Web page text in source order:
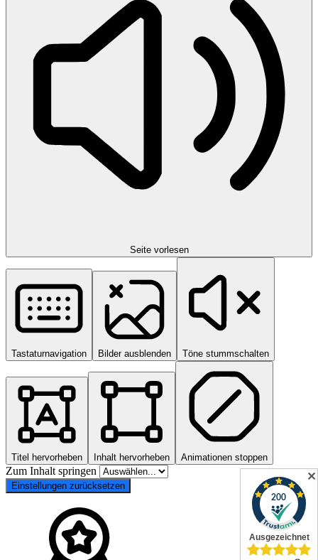
Seite vorlesen
Tastaturnavigation Bilder ausblenden Töne stummschalten
Titel hervorheben Inhalt hervorheben Animationen stoppen
Zum Inhalt springen
Einstellungen zurücksetzen
✕